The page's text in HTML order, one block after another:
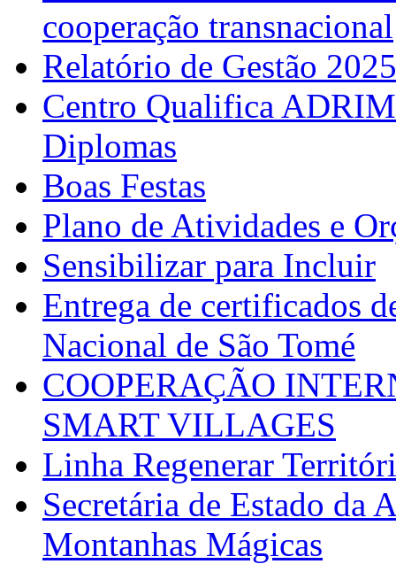
cooperação transnacional
Relatório de Gestão 2025
Centro Qualifica
Diplomas
Boas Festas
Plano de Atividades e
Sensibilizar para Incluir
Entrega de certificados
Nacional de São Tomé
COOPERAÇÃO
SMART VILLAGES
Linha Regenerar
Secretária de Estado da
Montanhas Mágicas